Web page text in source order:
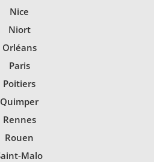
Nice
Niort
Orléans
Paris
Poitiers
Quimper
Rennes
Rouen
Malo